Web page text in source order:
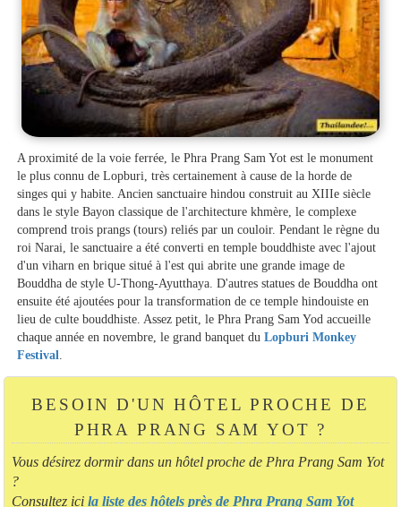
A proximité de la voie ferrée, le Phra Prang Sam Yot est le monument
le plus connu de Lopburi, très certainement à cause de la horde de
singes qui y habite. Ancien sanctuaire hindou construit au XIIIe siècle
dans le style Bayon classique de l'architecture khmère, le complexe
comprend trois prangs (tours) reliés par un couloir. Pendant le règne du
roi Narai, le sanctuaire a été converti en temple bouddhiste avec l'ajout
d'un viharn en brique situé à l'est qui abrite une grande image de
Bouddha de style U-Thong-Ayutthaya. D'autres statues de Bouddha ont
ensuite été ajoutées pour la transformation de ce temple hindouiste en
lieu de culte bouddhiste. Assez petit, le Phra Prang Sam Yod accueille
chaque année en novembre, le grand banquet duLopburi Monkey
Festival
BESOIN D'UN HÔTEL PROCHE DE
PHRA PRANG SAM YOT ?
Vous désirez dormir dans un hôtel proche de Phra Prang Sam Yot
?
Consultez ici la liste des hôtels près de Phra Prang Sam Yot